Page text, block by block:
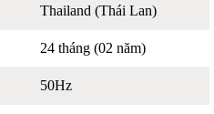
Thailand (Thái Lan)
24 tháng (02 năm)
50Hz